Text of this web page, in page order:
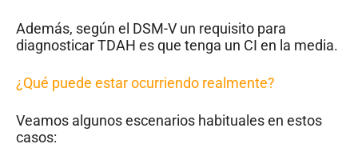
Además, según el DSM-V un requisito para
diagnosticar TDAH es que tenga un CI en la media.
¿Qué puede estar ocurriendo realmente?
Veamos algunos escenarios habituales en estos
casos: